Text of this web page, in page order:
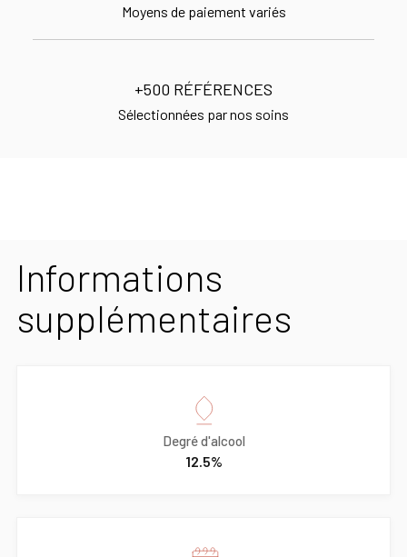
Moyens de paiement variés
+500 RÉFÉRENCES
Sélectionnées par nos soins
Informations
supplémentaires
Degré d'alcool
12.5%